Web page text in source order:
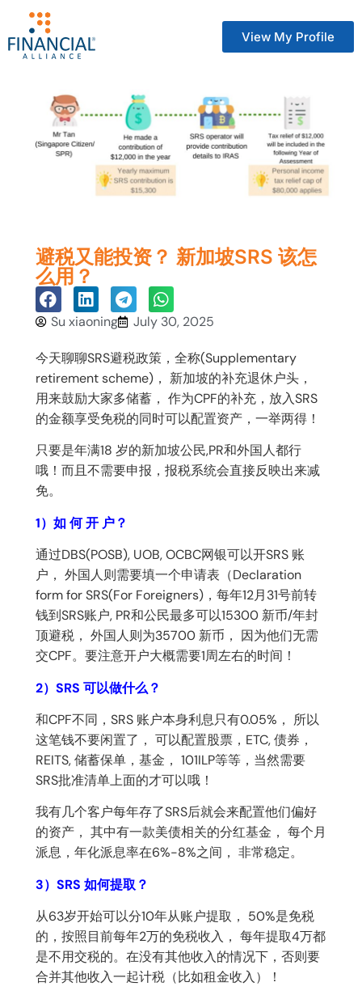
View My Profile
避税又能投资？ 新加坡SRS 该怎
么用？
Su xiaoning July 30, 2025
今天聊聊SRS避税政策，全称(Supplementary
retirement scheme)， 新加坡的补充退休户头，
用来鼓励大家多储蓄， 作为CPF的补充，放入SRS
的金额享受免税的同时可以配置资产，一举两得！
只要是年满18 岁的新加坡公民,PR和外国人都行
哦！而且不需要申报，报税系统会直接反映出来减
免。
1）如 何 开 户？
通过DBS(POSB), UOB, OCBC网银可以开SRS 账
户， 外国人则需要填一个申请表（Declaration
form for SRS(For Foreigners)，每年12月31号前转
钱到SRS账户, PR和公民最多可以15300 新币/年封
顶避税， 外国人则为35700 新币， 因为他们无需
交CPF。要注意开户大概需要1周左右的时间！
2）SRS 可以做什么？
和CPF不同，SRS 账户本身利息只有0.05%， 所以
这笔钱不要闲置了， 可以配置股票，ETC, 债券，
REITS, 储蓄保单，基金， 101ILP等等，当然需要
SRS批准清单上面的才可以哦！
我有几个客户每年存了SRS后就会来配置他们偏好
的资产， 其中有一款美债相关的分红基金， 每个月
派息，年化派息率在6%-8%之间， 非常稳定。
3）SRS 如何提取？
从63岁开始可以分10年从账户提取， 50%是免税
的，按照目前每年2万的免税收入， 每年提取4万都
是不用交税的。在没有其他收入的情况下，否则要
合并其他收入一起计税（比如租金收入）！